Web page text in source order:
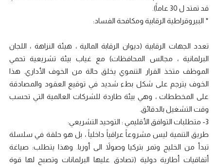
قد تمتد ل 30 عاماََ).
* البيروقراطية الرقابية ومكافحة الفساد:
تعدد الجهات الرقابية (ديوان الرقابة المالية ، هيئة النزاهة ، اللجان
البرلمانية ، مجالس المحافظات) مع غياب بيئة تشريعية تحمي
الموظف متخذ القرار التنموي يخلق حالة من الخوف الأداري. هذا
الخوف يترجم على شكل بطء شديد في توقيع العقود والمصادقة
على المخططات ، وهي بيئة طاردة للشركات العالمية التي تحسب
وقت التشغيل بالدقائق.
3- متطلبات التوافق الأقليمي : التوحيد التشريعي:
طريق التنمية ليس مشروعاََ عراقياََ داخلياََ ، بل هو حلقة في سلسلة
تبدأ من الخليج وتمر بتركيا وصولاََ الى أوربا. وهذا يتطلب: صياغة
أتفاقيات أطارية دولية (تصادق عليها البرلمانات وتصبح لها قوة